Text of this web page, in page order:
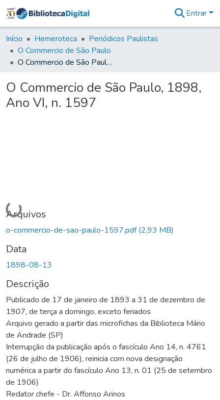
&
Coleções
Tudo na
Biblioteca
Estatísticas
Entrar
Início Hemeroteca
Periódicos Paulistas
O Commercio de São Paulo
O Commercio de São Paulo, 1898, Ano VI, n. 1597
O Commercio de São Paulo, 1898,
Ano VI, n. 1597
Carregando...
Arquivos
o-commercio-de-sao-paulo-1597.pdf(2,93 MB)
Data
1898-08-13
Descrição
Publicado de 17 de janeiro de 1893 a 31 de dezembro de
1907, de terça a domingo, exceto feriados
Arquivo gerado a partir das microfichas da Biblioteca Mário
de Andrade (SP)
Interrupção da publicação após o fascículo Ano 14, n. 4761
(26 de julho de 1906), reinicia com nova designação
numérica a partir do fascículo Ano 13, n. 01 (25 de setembro
de 1906)
Redator chefe - Dr. Affonso Arinos